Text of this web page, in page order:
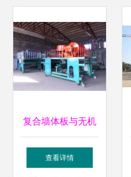
复合墙体板与无机
玻璃钢保温板设备
查看详情